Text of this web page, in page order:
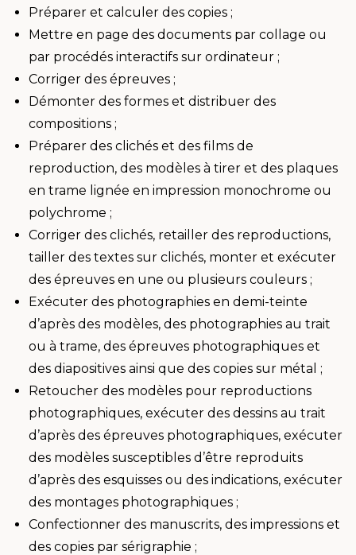
Préparer et calculer des copies ;
Mettre en page des documents par collage ou
par procédés interactifs sur ordinateur ;
Corriger des épreuves ;
Démonter des formes et distribuer des
compositions ;
Préparer des clichés et des films de
reproduction, des modèles à tirer et des plaques
en trame lignée en impression monochrome ou
polychrome ;
Corriger des clichés, retailler des reproductions,
tailler des textes sur clichés, monter et exécuter
des épreuves en une ou plusieurs couleurs ;
Exécuter des photographies en demi-teinte
d’après des modèles, des photographies au trait
ou à trame, des épreuves photographiques et
des diapositives ainsi que des copies sur métal ;
Retoucher des modèles pour reproductions
photographiques, exécuter des dessins au trait
d’après des épreuves photographiques, exécuter
des modèles susceptibles d’être reproduits
d’après des esquisses ou des indications, exécuter
des montages photographiques ;
Confectionner des manuscrits, des impressions et
des copies par sérigraphie ;